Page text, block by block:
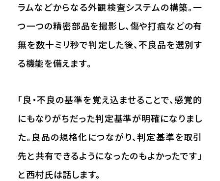
ラムなどからなる外観検査システムの構築。一
つ一つの精密部品を撮影し、傷や打痕などの有
無を数十ミリ秒で判定した後、不良品を選別す
る機能を備えます。
「良・不良の基準を覚え込ませることで、感覚的
にもなりがちだった判定基準が明確になりまし
た。良品の規格化につながり、判定基準を取引
先と共有できるようになったのもよかったです」
と西村氏は話します。